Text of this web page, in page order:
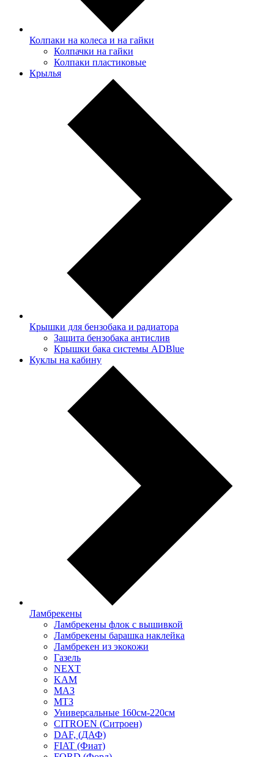
Колпаки на колеса и на гайки
Колпачки на гайки
Колпаки пластиковые
Крылья
Крышки для бензобака и радиатора
Защита бензобака антислив
Крышки бака системы ADBlue
Куклы на кабину
Ламбрекены
Ламбрекены флок с вышивкой
Ламбрекены барашка наклейка
Ламбрекен из экокожи
Газель
NEXT
KAM
МАЗ
МТЗ
Универсальные 160см-220см
CITROEN (Ситроен)
DAF, (ДАФ)
FIAT (Фиат)